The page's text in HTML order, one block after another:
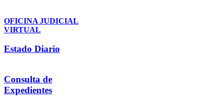
OFICINA JUDICIAL
VIRTUAL
Estado Diario
Consulta de
Expedientes